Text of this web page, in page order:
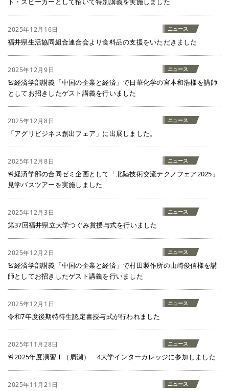
2025年12月16日 ニュース
福井県生活協同組合連合会より食料品の支援をいただきました
2025年12月9日 ニュース
🚨経済学部講義「中国の企業と経済」で日華化学の宮本和浩様を講師
としてお招きしたゲスト講義を行いました
2025年12月8日 ニュース
「アグリビジネス創出フェア」に出展しました。
2025年12月8日 ニュース
🚨経済学部の合同ゼミ企画として「北陸技術交流テクノフェア2025」
見学バスツアーを実施しました
2025年12月3日 ニュース
第37回福井県立大学つぐみ賞授与式を行いました
2025年12月2日 ニュース
🚨経済学部講義「中国の企業と経済」で村田製作所の山崎俊信様を講
師としてお招きしたゲスト講義を行いました
2025年12月1日 ニュース
令和7年度後期特待生認定書授与式が行われました
2025年11月28日 ニュース
🚨2025年度演習Ⅰ（廣瀬） 4大学インターカレッジに参加しました
2025年11月21日 ニュース